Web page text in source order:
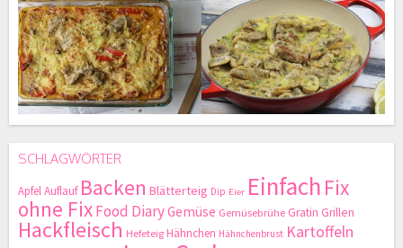
SCHLAGWÖRTER
ApfelAuflauf Backen Blätterteig Dip Eier Einfach Fix
ohne FixFood DiaryGemüse Gemüsebrühe Gratin Grillen
Hackfleisch Hefeteig Hähnchen Hähnchenbrust Kartoffeln